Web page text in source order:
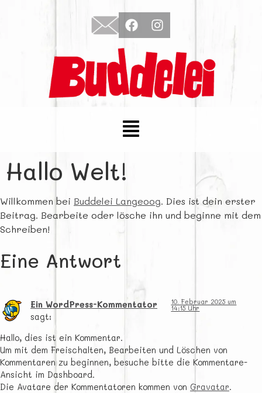
Hallo Welt!
Willkommen bei Buddelei Langeoog. Dies ist dein erster
Beitrag. Bearbeite oder lösche ihn und beginne mit dem
Schreiben!
Eine Antwort
Ein WordPress-Kommentator
sagt:
10. Februar 2025 um
14:15 Uhr
Hallo, dies ist ein Kommentar.
Um mit dem Freischalten, Bearbeiten und Löschen von
Kommentaren zu beginnen, besuche bitte die Kommentare-
Ansicht im Dashboard.
Die Avatare der Kommentatoren kommen von Gravatar.